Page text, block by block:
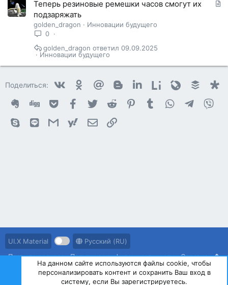
С
Теперь резиновые ремешки часов смогут их
подзаряжать
golden_dragon
Инновации будущего
0
Инновации будущего
09.09.2025
golden_dragon
Поделиться: VkontakteOdnoklassniki
Mail.ru Blogger LinkedinLiveinternet
Livejournal
Buffer
EvernoteDigg GetpocketFacebook
Twitter Reddit PinterestTumblr WhatsAppTelegram
Skype Line GmailyahoomailЭлектронная почта
UI.X Material
Русский (RU)
Правила ресурса
Политика конфиденциальности Справка
На данном сайте используются файлы cookie, чтобы
персонализировать контент и сохранить Ваш вход в
систему, если Вы зарегистрируетесь.